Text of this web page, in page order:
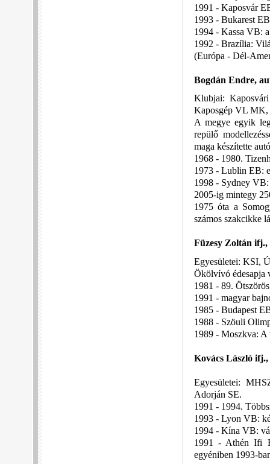
1991 - Kaposvár
1993 - Bukarest
1994 - Kassa VB:
1992 - Brazília:
(Európa - Dél-
Bogdán Endre,
Klubjai:
Kaposgép VL
A megye egyik
repülő
maga készítette
1968 - 1980.
1973 - Lublin EB:
1998 - Sydney
2005-ig mintegy
1975 óta a
számos szakcikke
Füzesy Zoltán
Egyesületei: KSI,
Ökölvívó édesapja
1981 - 89.
1991 - magyar
1985 - Budapest
1988 - Szöuli
1989 - Moszkva: A
Kovács László
Egyesületei:
Adorján SE.
1991 - 1994.
1993 - Lyon VB:
1994 - Kína VB:
1991 - Athén Ifi
egyéniben 1993-